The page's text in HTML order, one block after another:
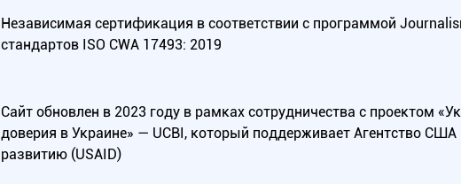
Независимая сертификация в соответствии с программой
стандартов ISO CWA 17493: 2019
Сайт обновлен в 2023 году в рамках сотрудничества с проектом
доверия в Украине» — UCBI, который поддерживает Агентство
развитию (USAID)